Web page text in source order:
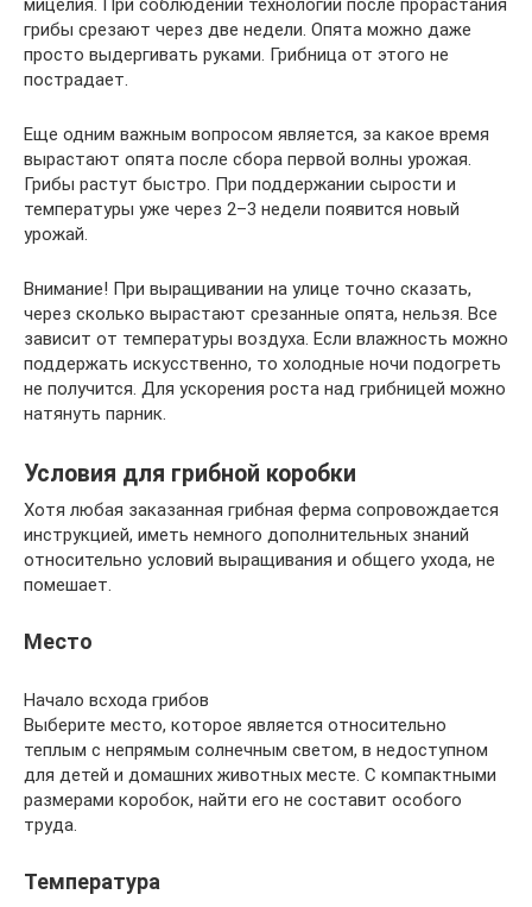
грибы срезают через две недели. Опята можно даже
просто выдергивать руками. Грибница от этого не
пострадает.
Еще одним важным вопросом является, за какое время
вырастают опята после сбора первой волны урожая.
Грибы растут быстро. При поддержании сырости и
температуры уже через 2–3 недели появится новый
урожай.
Внимание! При выращивании на улице точно сказать,
через сколько вырастают срезанные опята, нельзя. Все
зависит от температуры воздуха. Если влажность можно
поддержать искусственно, то холодные ночи подогреть
не получится. Для ускорения роста над грибницей можно
натянуть парник.
Условия для грибной коробки
Хотя любая заказанная грибная ферма сопровождается
инструкцией, иметь немного дополнительных знаний
относительно условий выращивания и общего ухода, не
помешает.
Место
Начало всхода грибов
Выберите место, которое является относительно
теплым с непрямым солнечным светом, в недоступном
для детей и домашних животных месте. С компактными
размерами коробок, найти его не составит особого
труда.
Температура